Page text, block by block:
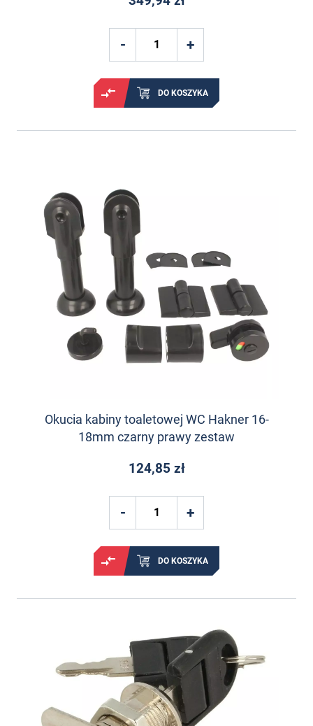
DO KOSZYKA
Okucia kabiny toaletowej WC Hakner 16-
18mm czarny prawy zestaw
124,85 zł
DO KOSZYKA